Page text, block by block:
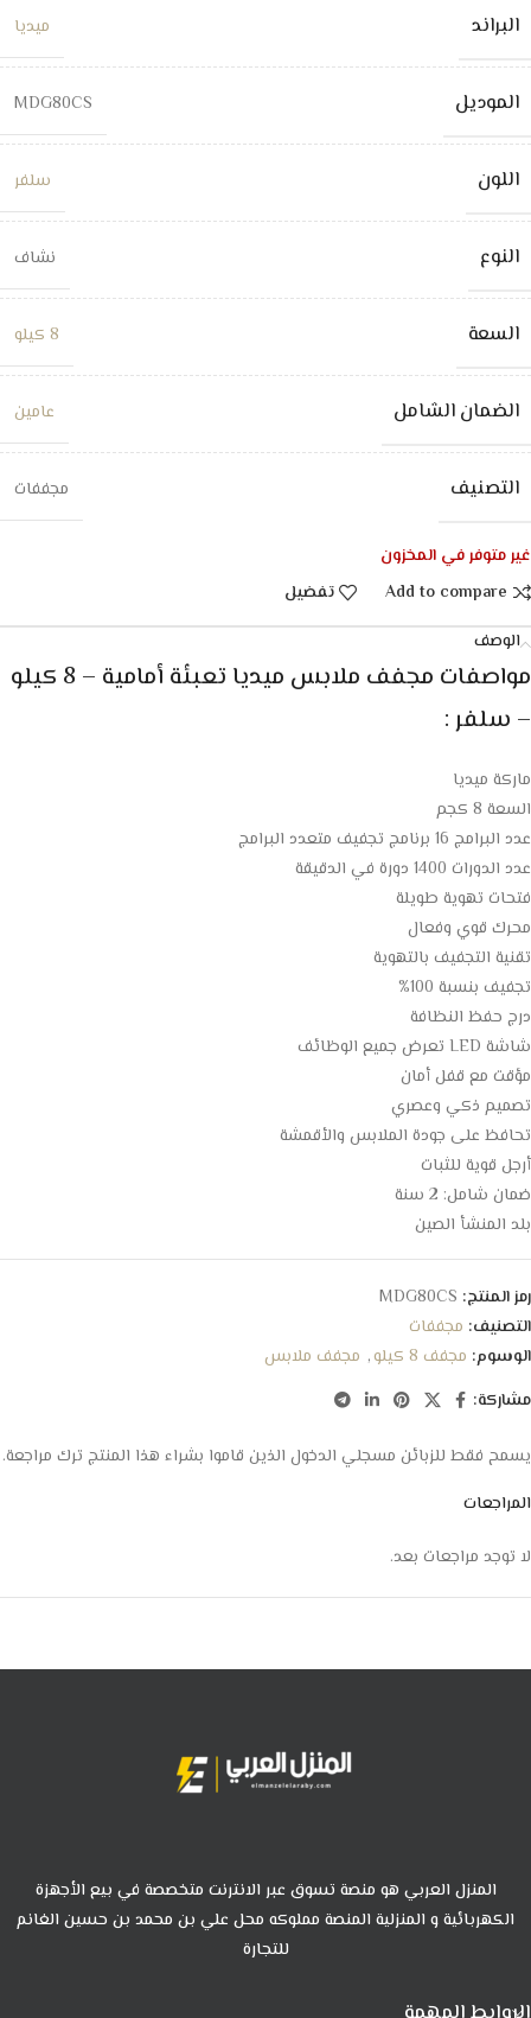
البراند ميديا
الموديل MDG80CS
اللون سلفر
النوع نشاف
السعة 8 كيلو
الضمان الشامل عامين
التصنيف مجففات
غير متوفر في المخزون
Add to compare
تفضيل
الوصف
مواصفات مجفف ملابس ميديا تعبئة أمامية – 8 كيلو
– سلفر :
ماركة ميديا
السعة 8 كجم
عدد البرامج 16 برنامج تجفيف متعدد البرامج
عدد الدورات 1400 دورة في الدقيقة
فتحات تهوية طويلة
محرك قوي وفعال
تقنية التجفيف بالتهوية
تجفيف بنسبة 100%
درج حفظ النظافة
شاشة LED تعرض جميع الوظائف
مؤقت مع قفل أمان
تصميم ذكي وعصري
تحافظ على جودة الملابس والأقمشة
أرجل قوية للثبات
ضمان شامل: 2 سنة
بلد المنشأ الصين
رمز المنتج: MDG80CS
التصنيف: مجففات
الوسوم: مجفف 8 كيلو , مجفف ملابس
مشاركة:
المراجعات
لا توجد مراجعات بعد.
يسمح فقط للزبائن مسجلي الدخول الذين قاموا بشراء هذا المنتج ترك مراجعة.
المنزل العربي هو منصة تسوق عبر الانترنت متخصصة في بيع الأجهزة
الكهربائية و المنزلية المنصة مملوكه محل علي بن محمد بن حسين الغانم
للتجارة